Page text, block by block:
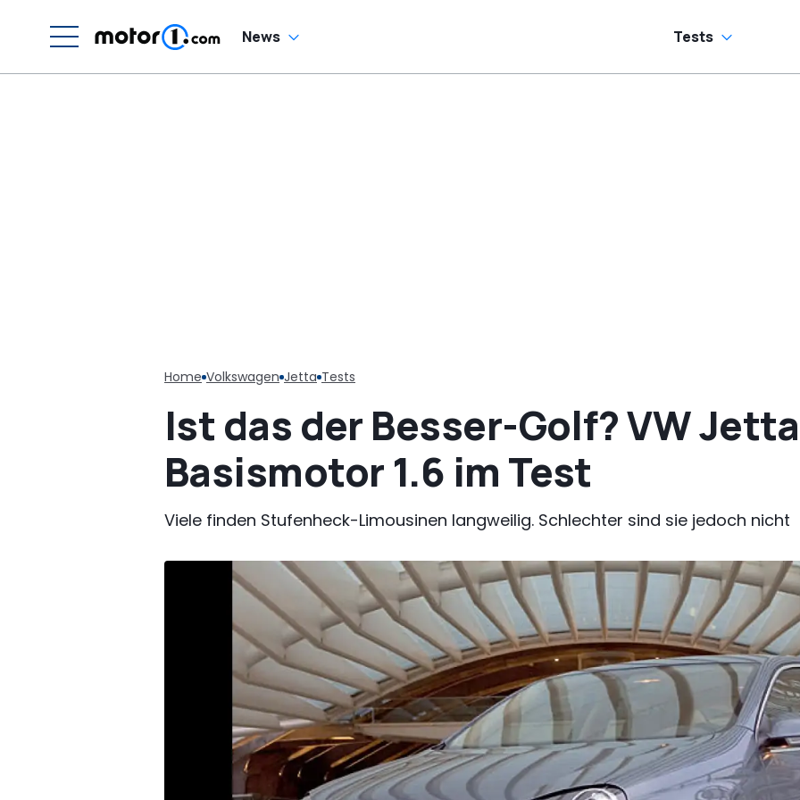
News Tests
Home Volkswagen Jetta Tests
Ist das der Besser-Golf? VW
Basismotor 1.6 im Test
Viele finden Stufenheck-Limousinen langweilig. Schlechter sind sie jedoch nicht